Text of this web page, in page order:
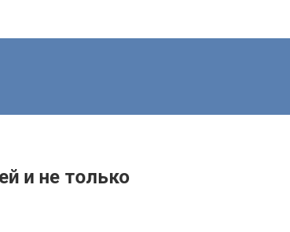
и не только